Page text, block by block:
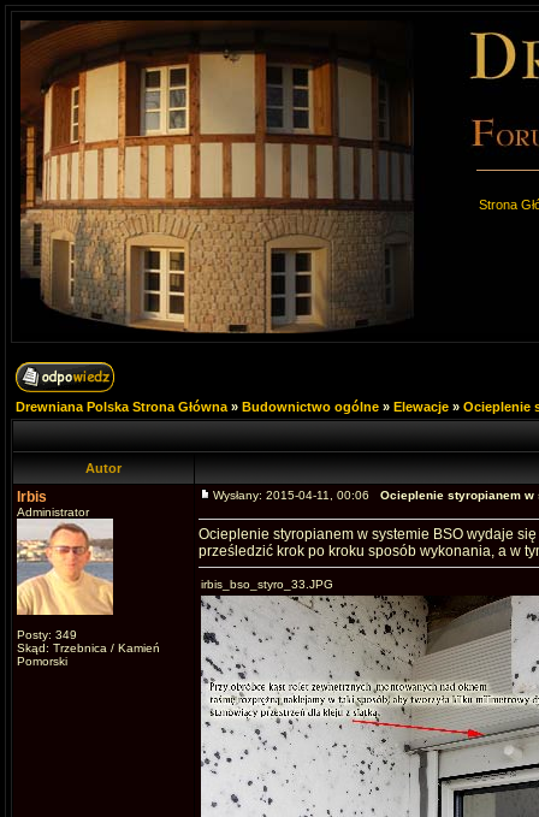
Strona
Drewniana Polska Strona Główna » Budownictwo ogólne » Elewacje » Ocieplenie
Autor
Irbis
Administrator
Posty: 349
Skąd: Trzebnica / Kamień
Pomorski
Wysłany: 2015-04-11, 00:06 Ocieplenie styropianem w
Ocieplenie styropianem w systemie BSO wydaje
prześledzić krok po kroku sposób wykonania, a w
irbis_bso_styro_33.JPG